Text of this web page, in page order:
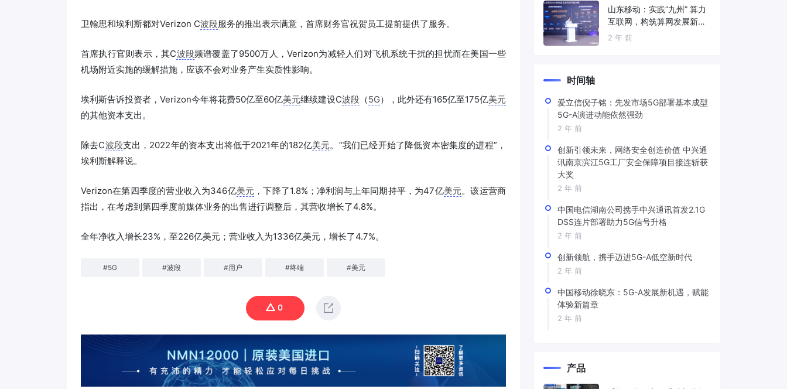
卫翰思和埃利斯都对Verizon C波段服务的推出表示满意，首席财务官祝贺员工提前提供了服务。
首席执行官则表示，其C波段频谱覆盖了9500万人，Verizon为减轻人们对飞机系统干扰的担忧而在美国一些
机场附近实施的缓解措施，应该不会对业务产生实质性影响。
埃利斯告诉投资者，Verizon今年将花费50亿至60亿美元继续建设C波段 （5G），此外还有165亿至175亿美元
的其他资本支出。
除去C波段支出，2022年的资本支出将低于2021年的182亿美元。“我们已经开始了降低资本密集度的进程”，
埃利斯解释说。
Verizon在第四季度的营业收入为346亿美元 ，下降了1.8%；净利润与上年同期持平，为47亿美元。该运营商
指出，在考虑到第四季度前媒体业务的出售进行调整后，其营收增长了4.8%。
全年净收入增长23%，至226亿美元；营业收入为1336亿美元，增长了4.7%。
#5G #波段 #用户 #终端 #美元
0
山东移动：实践“九州” 算力
互联网，构筑算网发展新底
座
2 年 前
时间轴
爱立信倪子铭：先发市场5G部署基本成型
5G-A演进动能依然强劲
2 年 前
创新引领未来，网络安全创造价值 中兴通
讯南京滨江5G工厂安全保障项目接连斩获
大奖
2 年 前
中国电信湖南公司携手中兴通讯首发2.1G
DSS连片部署助力5G信号升格
2 年 前
创新领航，携手迈进5G-A低空新时代
2 年 前
中国移动徐晓东：5G-A发展新机遇，赋能
体验新篇章
2 年 前
产品